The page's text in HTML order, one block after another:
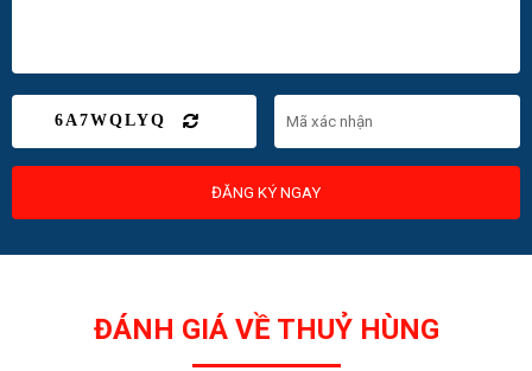
6A7WQLYQ
ĐĂNG KÝ NGAY
ĐÁNH GIÁ VỀ THUỶ HÙNG